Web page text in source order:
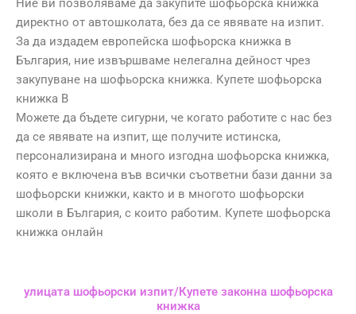
Ние ви позволяваме да закупите шофьорска книжка
директно от автошколата, без да се явявате на изпит.
За да издадем европейска шофьорска книжка в
България, ние извършваме нелегална дейност чрез
закупуване на шофьорска книжка. Купете шофьорска
книжка B
Можете да бъдете сигурни, че когато работите с нас без
да се явявате на изпит, ще получите истинска,
персонализирана и много изгодна шофьорска книжка,
която е включена във всички съответни бази данни за
шофьорски книжки, както и в многото шофьорски
школи в България, с които работим. Купете шофьорска
книжка онлайн
улицата шофьорски изпит/Купете законна шофьорска
книжка